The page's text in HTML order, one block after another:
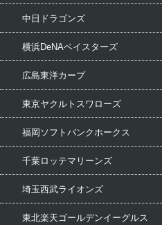
中日ドラゴンズ
横浜DeNAベイスターズ
広島東洋カープ
東京ヤクルトスワローズ
福岡ソフトバンクホークス
千葉ロッテマリーンズ
埼玉西武ライオンズ
東北楽天ゴールデンイーグルス